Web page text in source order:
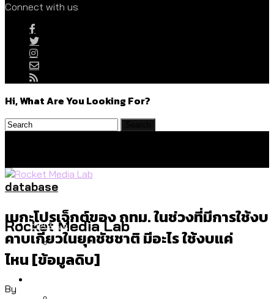
Connect with us
Hi, What Are You Looking For?
Rocket Media Lab
Politics
สำรวจร่างงบปี 70 ของ กทม. สำนักการ
database
เมกะโปรเจ็กต์ของ กทม. ในช่วงที่มีการใช้งบ
คาบเกี่ยวในยุคชัชชาติ มีอะไร ใช้งบแค่
ไหน [ข้อมูลดิบ]
By